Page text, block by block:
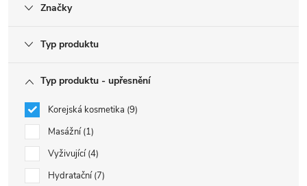
Značky
Typ produktu
Typ produktu - upřesnění
Korejská kosmetika 9
Masážní 1
Vyživující 4
Hydratační 7